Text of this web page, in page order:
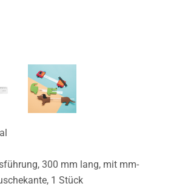
300 mm lang, mit mm-
1 Stück